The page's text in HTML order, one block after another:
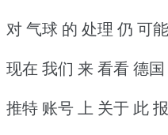
对 气球 的 处理 仍 可
现在 我们 来 看看 德
推特 账号 上 关于 此